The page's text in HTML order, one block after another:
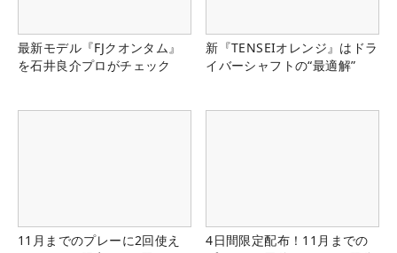
最新モデル『FJクオンタム』
を石井良介プロがチェック
新『TENSEIオレンジ』はドラ
イバーシャフトの“最適解”
11月までのプレーに2回使え
4日間限定配布！11月までの